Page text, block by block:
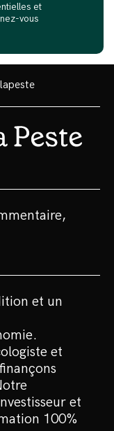
et
vous
et un
et
et
100%